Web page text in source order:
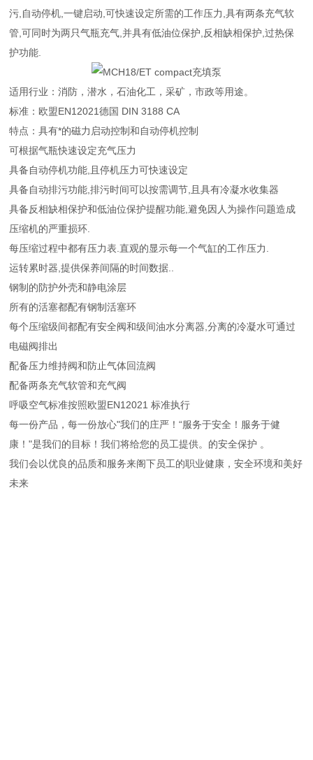
污,自动停机,一键启动,可快速设定所需的工作压力,具有两条充气软
管,可同时为两只气瓶充气,并具有低油位保护,反相缺相保护,过热保
护功能.
适用行业：消防，潜水，石油化工，采矿，市政等用途。
标准：欧盟EN12021德国 DIN 3188 CA
特点：具有*的磁力启动控制和自动停机控制
可根据气瓶快速设定充气压力
具备自动停机功能,且停机压力可快速设定
具备自动排污功能,排污时间可以按需调节,且具有冷凝水收集器
具备反相缺相保护和低油位保护提醒功能,避免因人为操作问题造成
压缩机的严重损环.
每压缩过程中都有压力表.直观的显示每一个气缸的工作压力.
运转累时器,提供保养间隔的时间数据..
钢制的防护外壳和静电涂层
所有的活塞都配有钢制活塞环
每个压缩级间都配有安全阀和级间油水分离器,分离的冷凝水可通过
电磁阀排出
配备压力维持阀和防止气体回流阀
配备两条充气软管和充气阀
呼吸空气标准按照欧盟EN12021 标准执行
每一份产品，每一份放心"我们的庄严！“服务于安全！服务于健
康！"是我们的目标！我们将给您的员工提供。的安全保护 。
我们会以优良的品质和服务来阁下员工的职业健康，安全环境和美好
未来